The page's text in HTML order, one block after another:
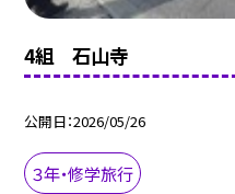
4組 石山寺
公開日 2026/05/26
３年・修学旅行